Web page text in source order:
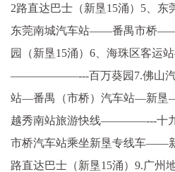
2路直达巴士（新垦15涌）5、
东莞南城汽车站——番禺市桥
园（新垦15涌）6、海珠区客运
——————---百万葵园7.佛山汽
站—番禺（市桥）汽车站—新垦
越秀南站旅游快线————---十九
市桥汽车站乘坐新垦专线车——
路直达巴士（新垦15涌）9.广